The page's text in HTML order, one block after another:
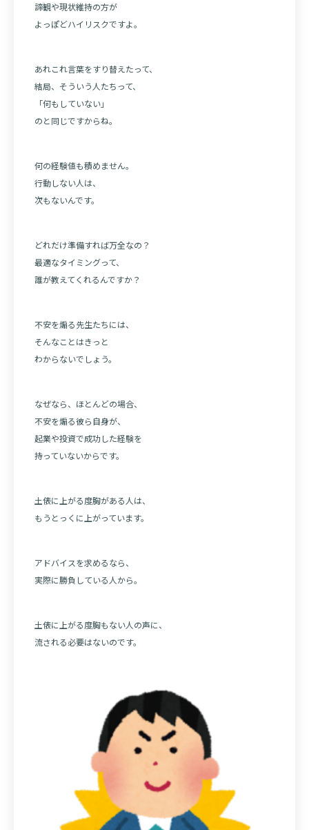
諦観や現状維持の方が
よっぽどハイリスクですよ。
あれこれ言葉をすり替えたって、
結局、そういう人たちって、
「何もしていない」
のと同じですからね。
何の経験値も積めません。
行動しない人は、
次もないんです。
どれだけ準備すれば万全なの？
最適なタイミングって、
誰が教えてくれるんですか？
不安を煽る先生たちには、
そんなことはきっと
わからないでしょう。
なぜなら、ほとんどの場合、
不安を煽る彼ら自身が、
起業や投資で成功した経験を
持っていないからです。
土俵に上がる度胸がある人は、
もうとっくに上がっています。
アドバイスを求めるなら、
実際に勝負している人から。
土俵に上がる度胸もない人の声に、
流される必要はないのです。